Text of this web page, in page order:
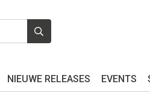
NIEUWE RELEASES EVENTS